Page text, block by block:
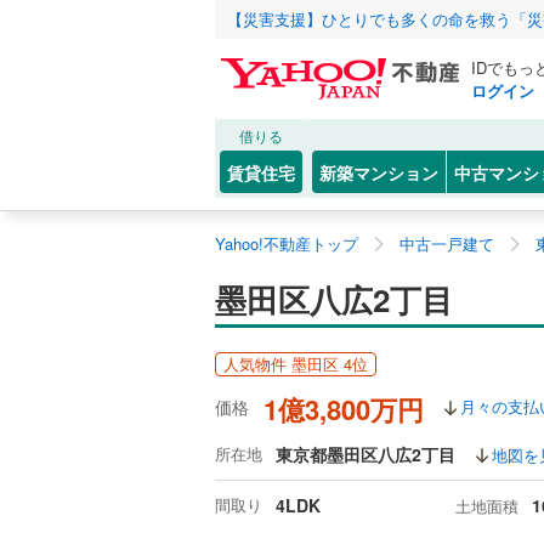
【災害支援】ひとりでも多くの命を救う「
IDでもっ
ログイン
借りる
賃貸住宅 新築マンション 中古マンシ
Yahoo!不動産トップ 中古一戸建て
墨田区八広2丁目
人気物件 墨田区 4位
価格 1億3,800万円 月々の支
所在地 東京都墨田区八広2丁目 地図を
間取り 4LDK 土地面積